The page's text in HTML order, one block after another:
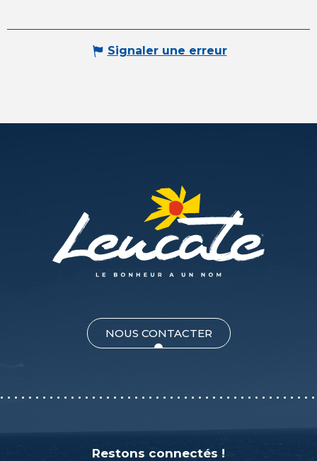
Signaler une erreur
NOUS CONTACTER
Restons connectés !